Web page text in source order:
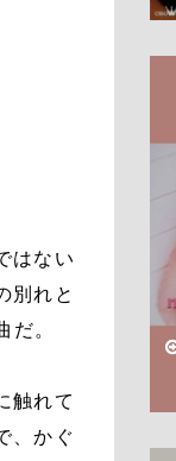
はない
別れと
だ。
触れて
、かぐ